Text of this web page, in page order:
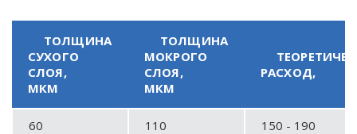
ТОЛЩИНА
СУХОГО
СЛОЯ,
МКМ
ТОЛЩИНА
МОКРОГО
СЛОЯ,
МКМ
РАСХОД,
60 110 150 - 190